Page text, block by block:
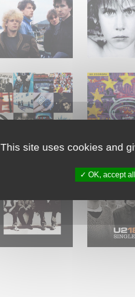
This site uses cookies and
OK, accept all